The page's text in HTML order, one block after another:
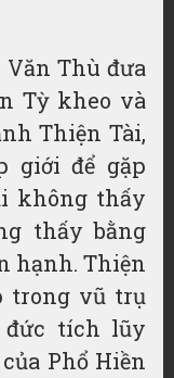
Văn Thù đưa
Tỳ kheo và
Thiện Tài,
giới để gặp
không thấy
thấy bằng
hạnh. Thiện
trong vũ trụ
đức tích lũy
Phổ Hiền